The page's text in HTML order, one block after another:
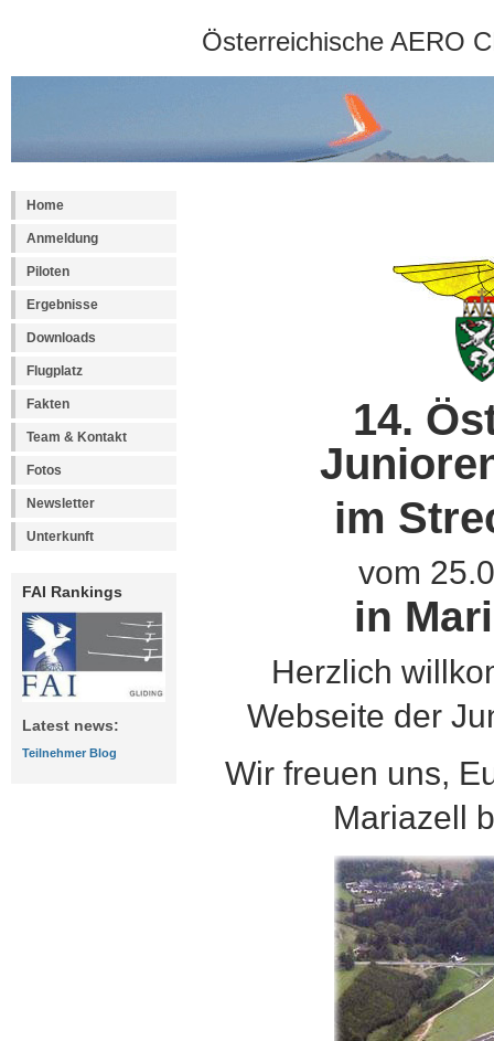
Österreichische AERO
Home
Anmeldung
Piloten
Ergebnisse
Downloads
Flugplatz
Fakten
Team & Kontakt
Fotos
Newsletter
Unterkunft
FAI Rankings
Latest news:
Teilnehmer Blog
14.
im
vom
in
Herzlich
Webseite der
Wir freuen uns,
Mariazell